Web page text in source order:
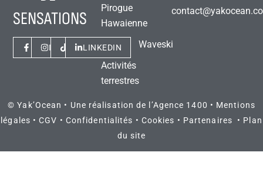
SENSATIONS
FACEBOOK
INSTAGRAM
TIKTOK
LINKEDIN
Pirogue
Hawaienne
Waveski
Activités
terrestres
© Yak’Ocean • Une réalisation de l’Agence 1400 • Mentions
légales •CGV • Confidentialités • Cookies • Partenaires • Plan
du site